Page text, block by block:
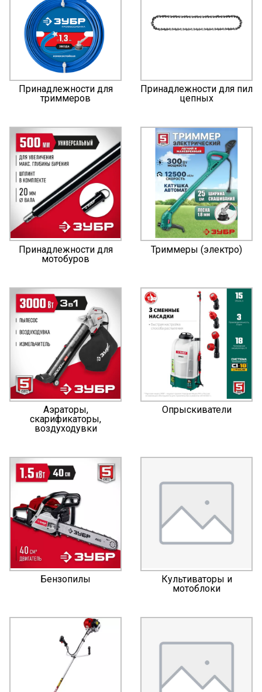
Принадлежности для
триммеров
Принадлежности для пил
цепных
Принадлежности для
мотобуров
Триммеры (электро)
Аэраторы,
скарификаторы,
воздуходувки
Опрыскиватели
Бензопилы
Культиваторы и
мотоблоки